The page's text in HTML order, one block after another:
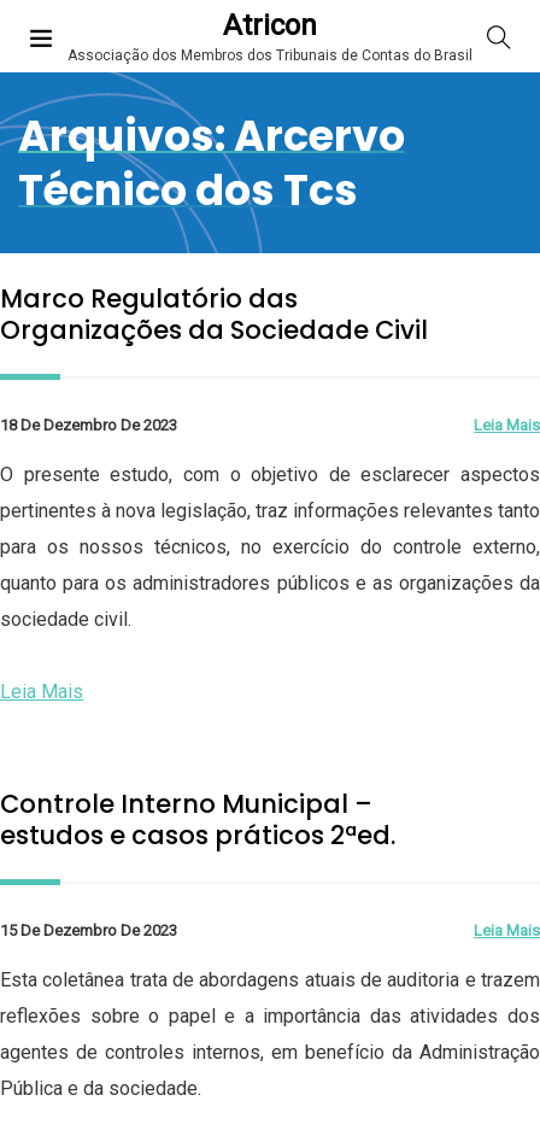
Atricon
Associação dos Membros dos Tribunais de Contas do Brasil
Arquivos:Arcervo
Técnico dos Tcs
Marco Regulatório das
Organizações da Sociedade Civil
18 De Dezembro De 2023 Leia Mais
O presente estudo, com o objetivo de esclarecer aspectos
pertinentes à nova legislação, traz informações relevantes tanto
para os nossos técnicos, no exercício do controle externo,
quanto para os administradores públicos e as organizações da
sociedade civil.
Leia Mais
Controle Interno Municipal –
estudos e casos práticos 2ªed.
15 De Dezembro De 2023 Leia Mais
Esta coletânea trata de abordagens atuais de auditoria e trazem
reflexões sobre o papel e a importância das atividades dos
agentes de controles internos, em benefício da Administração
Pública e da sociedade.